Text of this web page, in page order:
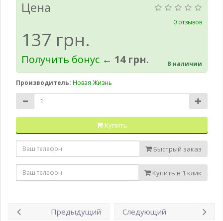
0 отзывов
Цена
137 грн.
Получить бонус ← 14 грн. В наличии
Производитель: Новая Жизнь
Купить
Быстрый заказ
Купить в 1 клик
Предыдущий Следующий